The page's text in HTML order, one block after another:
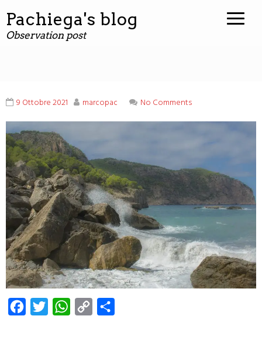
contenuto
Pachiega's blog
Observation post
9 Ottobre 2021 marcopac No Comments
Facebook
Twitter WhatsApp
Copy